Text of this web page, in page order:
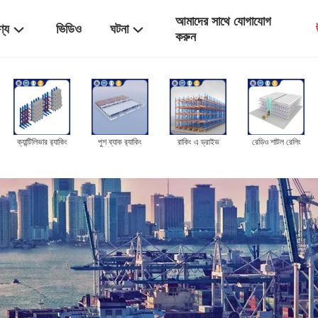
ভিডিও ঘটনা
আমাদের সাথে যোগাযোগ
করুন
মেটাল প্যালেট বক্স তারের জালের খাঁচা